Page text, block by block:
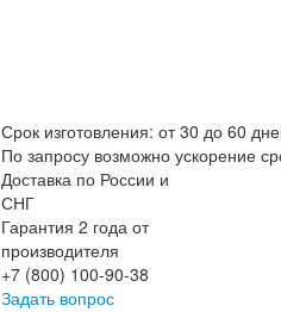
Срок изготовления: от 30 до 60
По запросу возможно ускорение
Доставка по России и
СНГ
Гарантия 2 года от
производителя
+7 (800) 100-90-38
Задать вопрос